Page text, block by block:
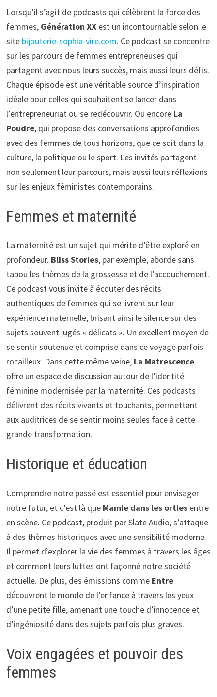
Lorsqu’il s’agit de podcasts qui célèbrent la force des
femmes, Génération XXest un incontournable selon le
site bijouterie-sophia-vire.com. Ce podcast se concentre
sur les parcours de femmes entrepreneuses qui
partagent avec nous leurs succès, mais aussi leurs défis.
Chaque épisode est une véritable source d’inspiration
idéale pour celles qui souhaitent se lancer dans
l’entrepreneuriat ou se redécouvrir. Ou encore La
Poudre, qui propose des conversations approfondies
avec des femmes de tous horizons, que ce soit dans la
culture, la politique ou le sport. Les invités partagent
non seulement leur parcours, mais aussi leurs réflexions
sur les enjeux féministes contemporains.
Femmes et maternité
La maternité est un sujet qui mérite d’être exploré en
profondeur. Bliss Stories, par exemple, aborde sans
tabou les thèmes de la grossesse et de l’accouchement.
Ce podcast vous invite à écouter des récits
authentiques de femmes qui se livrent sur leur
expérience maternelle, brisant ainsi le silence sur des
sujets souvent jugés « délicats ». Un excellent moyen de
se sentir soutenue et comprise dans ce voyage parfois
rocailleux. Dans cette même veine, La Matrescence
offre un espace de discussion autour de l’identité
féminine modernisée par la maternité. Ces podcasts
délivrent des récits vivants et touchants, permettant
aux auditrices de se sentir moins seules face à cette
grande transformation.
Historique et éducation
Comprendre notre passé est essentiel pour envisager
notre futur, et c’est là que Mamie dans les ortiesentre
en scène. Ce podcast, produit par Slate Audio, s’attaque
à des thèmes historiques avec une sensibilité moderne.
Il permet d’explorer la vie des femmes à travers les âges
et comment leurs luttes ont façonné notre société
actuelle. De plus, des émissions comme Entre
découvrent le monde de l’enfance à travers les yeux
d’une petite fille, amenant une touche d’innocence et
d’ingéniosité dans des sujets parfois plus graves.
Voix engagées et pouvoir des
femmes